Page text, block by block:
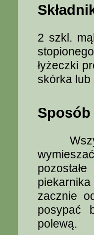
2 szkl.
łyżeczki
skórka lub
zacznie
posypać
polewą.